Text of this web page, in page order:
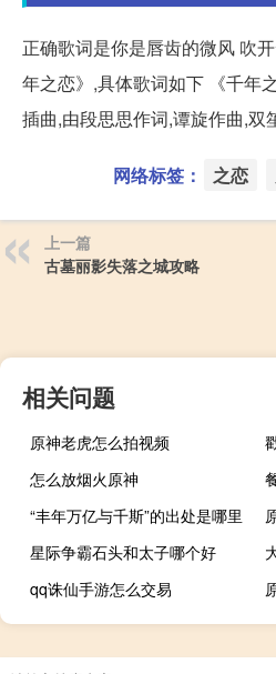
正确歌词是你是唇齿的微风 吹
年之恋》,具体歌词如下 《千年
插曲,由段思思作词,谭旋作曲,双
网络标签： 之恋
上一篇
古墓丽影失落之城攻略
相关问题
原神老虎怎么拍视频
怎么放烟火原神
“丰年万亿与千斯”的出处是哪里
星际争霸石头和太子哪个好
qq诛仙手游怎么交易